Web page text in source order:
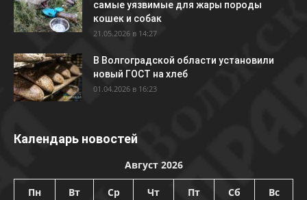
самые уязвимые для жары породы
кошек и собак
21.05.2026 в 14:27
В Волгоградской области установили
новый ГОСТ на хлеб
01.04.2026 в 16:23
Календарь новостей
Август 2026
Пн Вт Ср Чт Пт Сб Вс